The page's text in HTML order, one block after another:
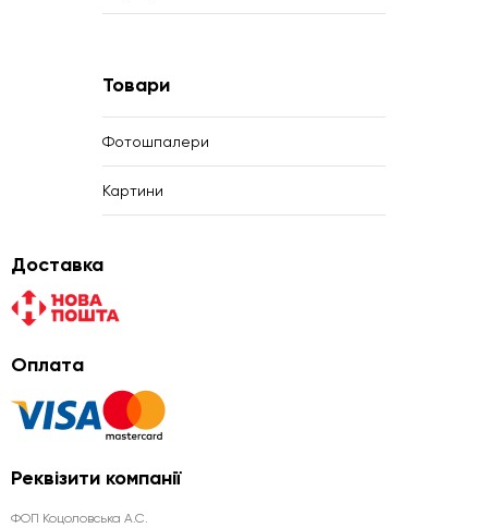
Товари
Фотошпалери
Картини
Доставка
Оплата
Реквізити компанії
ФОП Коцоловська А.С.